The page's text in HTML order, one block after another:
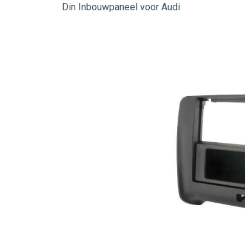
Din Inbouwpaneel voor Audi